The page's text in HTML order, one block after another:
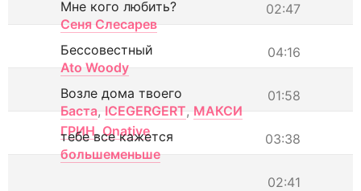
02:47
Мне кого любить?
Сеня Слесарев
04:16
Бессовестный
Ato Woody
01:58
Возле дома твоего
Баста, ICEGERGERT, МАКСИ
ГРИН, Onative 03:38
тебе все кажется
большеменьше
02:41